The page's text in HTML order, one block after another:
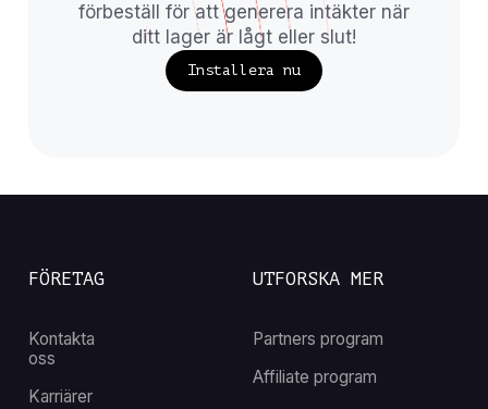
förbeställ för att generera intäkter när
ditt lager är lågt eller slut!
Installera nu
FÖRETAG
Kontakta
oss
Karriärer
UTFORSKA MER
Partners program
Affiliate program